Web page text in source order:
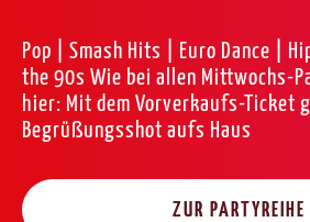
Pop | Smash Hits | Euro Dance |
the 90s Wie bei allen Mittwochs-
hier: Mit dem Vorverkaufs-Ticket
Begrüßungsshot aufs Haus
ZUR PARTYREIHE